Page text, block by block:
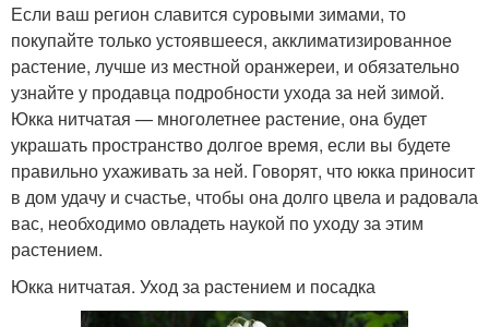
Если ваш регион славится суровыми зимами, то
покупайте только устоявшееся, акклиматизированное
растение, лучше из местной оранжереи, и обязательно
узнайте у продавца подробности ухода за ней зимой.
Юкка нитчатая — многолетнее растение, она будет
украшать пространство долгое время, если вы будете
правильно ухаживать за ней. Говорят, что юкка приносит
в дом удачу и счастье, чтобы она долго цвела и радовала
вас, необходимо овладеть наукой по уходу за этим
растением.
Юкка нитчатая. Уход за растением и посадка